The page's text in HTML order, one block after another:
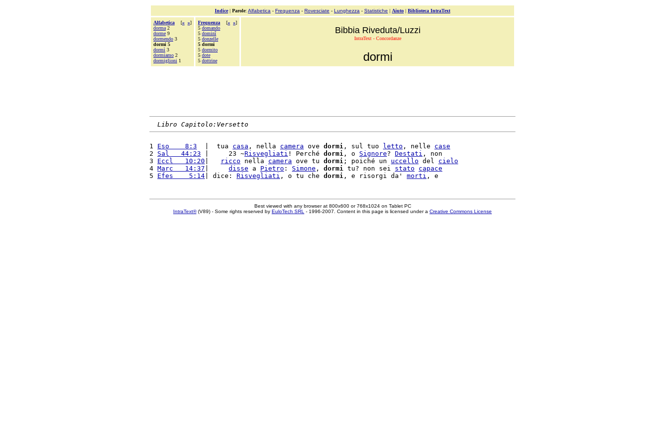
Indice| Parole: Alfabetica - Frequenza - Rovesciate - Lunghezza - Statistiche | Aiuto | Biblioteca IntraText
Alfabetica [« »]
dorma 2
dorme 9
dormendo 3
dormi 5
dormì 3
dormiamo 2
dormiglioni 1
Frequenza [« »]
5 domando
5 dominî
5 donzelle
5 dormi
5 dormito
5 dote
5 dottrine
Bibbia Riveduta/Luzzi
IntraText - Concordanze
dormi
Libro Capitolo:Versetto
1 Eso    8:3
  |  tua
casa , nella camera ove dormi , sul tuo letto , nelle case
2 Sal   44:23 |     23 ~Risvegliati ! Perché dormi , o Signore? Destati , non
3 Eccl   10:20 ricco nella camera ove tu dormi ; poiché un uccello del cielo
4 Marc   14:37 disse a Pietro : Simone , dormi tu? non sei stato
capace
5 Efes    5:14 | dice: Risvegliati , o tu che dormi , e risorgi da' morti
Best viewed with any browser at 800x600 or 768x1024 on Tablet PC
IntraText®(V89) - Some rights reserved by EuloTech SRL - 1996-2007. Content in this page is licensed under a Creative Commons License